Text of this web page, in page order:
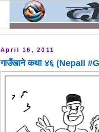
April 16, 2011
गाउँखाने कथा ४६ (Nepali